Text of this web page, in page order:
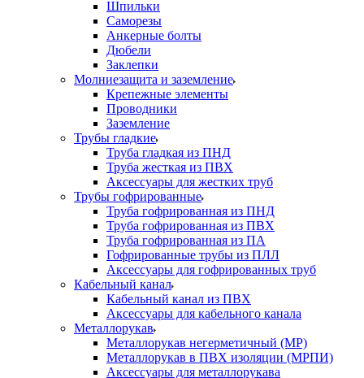
Шпильки
Саморезы
Анкерные болты
Дюбели
Заклепки
Молниезащита и заземление
Крепежные элементы
Проводники
Заземление
Трубы гладкие
Труба гладкая из ПНД
Труба жесткая из ПВХ
Аксессуары для жестких труб
Трубы гофрированные
Труба гофрированная из ПНД
Труба гофрированная из ПВХ
Труба гофрированная из ПА
Гофрированные трубы из ПЛЛ
Аксессуары для гофрированных труб
Кабельный канал
Кабельный канал из ПВХ
Аксессуары для кабельного канала
Металлорукав
Металлорукав негерметичный (МР)
Металлорукав в ПВХ изоляции (МРПИ)
Аксессуары для металлорукава